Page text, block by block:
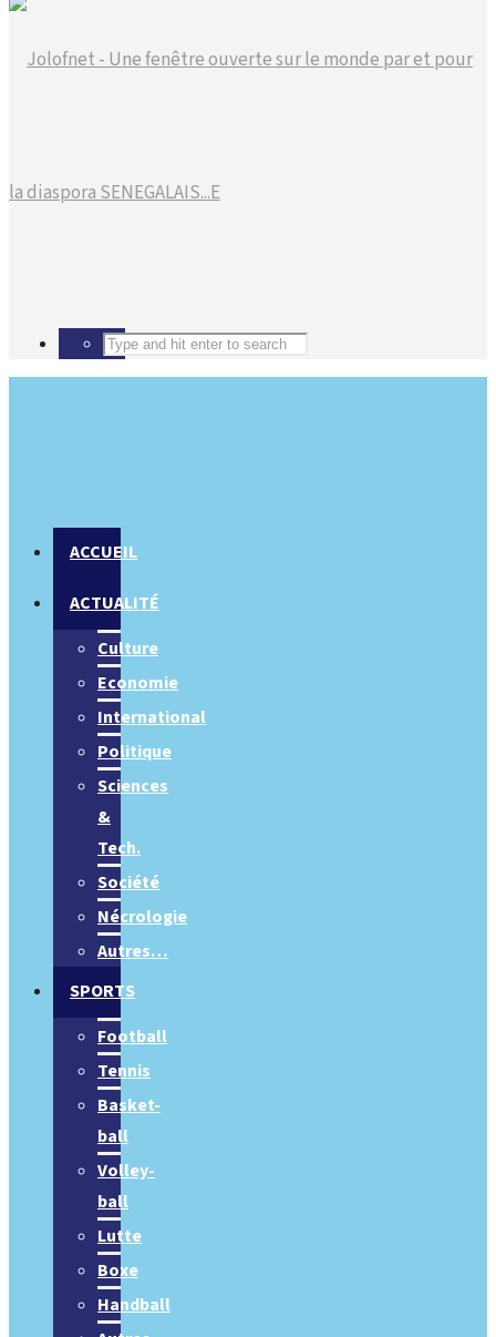
ACCUEIL
ACTUALITÉ
Culture
Economie
International
Politique
Sciences
&
Tech.
Société
Nécrologie
Autres…
SPORTS
Football
Tennis
Basket-
ball
Volley-
ball
Lutte
Boxe
Handball